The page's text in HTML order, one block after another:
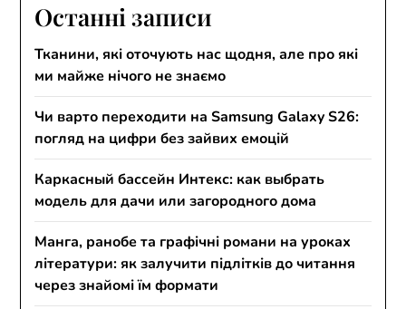
Останні записи
Тканини, які оточують нас щодня, але про які
ми майже нічого не знаємо
Чи варто переходити на Samsung Galaxy S26:
погляд на цифри без зайвих емоцій
Каркасный бассейн Интекс: как выбрать
модель для дачи или загородного дома
Манга, ранобе та графічні романи на уроках
літератури: як залучити підлітків до читання
через знайомі їм формати